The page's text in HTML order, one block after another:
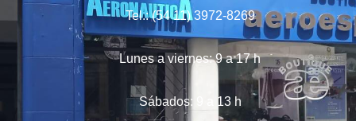
Tel.: (54 11) 3972-8269
Lunes a viernes: 9 a 17 h
Sábados: 9 a 13 h